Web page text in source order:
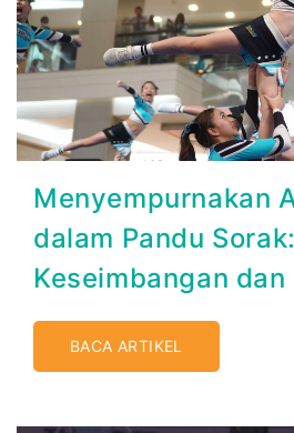
Menyempurnakan
dalam Pandu
Keseimbangan dan
BACA ARTIKEL